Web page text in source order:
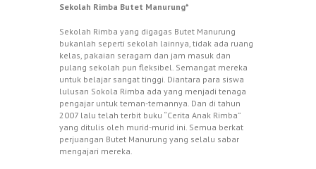
Sekolah Rimba Butet Manurung*
Sekolah Rimba yang digagas Butet Manurung
bukanlah seperti sekolah lainnya, tidak ada ruang
kelas, pakaian seragam dan jam masuk dan
pulang sekolah pun fleksibel. Semangat mereka
untuk belajar sangat tinggi. Diantara para siswa
lulusan Sokola Rimba ada yang menjadi tenaga
pengajar untuk teman-temannya. Dan di tahun
2007 lalu telah terbit buku “Cerita Anak Rimba”
yang ditulis oleh murid-murid ini. Semua berkat
perjuangan Butet Manurung yang selalu sabar
mengajari mereka.